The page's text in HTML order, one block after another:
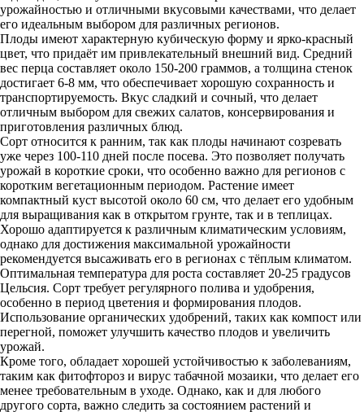
урожайностью и отличными вкусовыми качествами, что делает
его идеальным выбором для различных регионов.
Плоды имеют характерную кубическую форму и ярко-красный
цвет, что придаёт им привлекательный внешний вид. Средний
вес перца составляет около 150-200 граммов, а толщина стенок
достигает 6-8 мм, что обеспечивает хорошую сохранность и
транспортируемость. Вкус сладкий и сочный, что делает
отличным выбором для свежих салатов, консервирования и
приготовления различных блюд.
Сорт относится к ранним, так как плоды начинают созревать
уже через 100-110 дней после посева. Это позволяет получать
урожай в короткие сроки, что особенно важно для регионов с
коротким вегетационным периодом. Растение имеет
компактный куст высотой около 60 см, что делает его удобным
для выращивания как в открытом грунте, так и в теплицах.
Хорошо адаптируется к различным климатическим условиям,
однако для достижения максимальной урожайности
рекомендуется высаживать его в регионах с тёплым климатом.
Оптимальная температура для роста составляет 20-25 градусов
Цельсия. Сорт требует регулярного полива и удобрения,
особенно в период цветения и формирования плодов.
Использование органических удобрений, таких как компост или
перегной, поможет улучшить качество плодов и увеличить
урожай.
Кроме того, обладает хорошей устойчивостью к заболеваниям,
таким как фитофтороз и вирус табачной мозаики, что делает его
менее требовательным в уходе. Однако, как и для любого
другого сорта, важно следить за состоянием растений и